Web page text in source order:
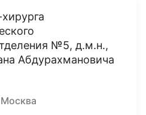
№5, д.м.н.,
Абдурахмановича